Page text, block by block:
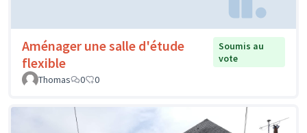
Aménager une salle d'étude
flexible
Soumis au
vote
Thomas
0 0